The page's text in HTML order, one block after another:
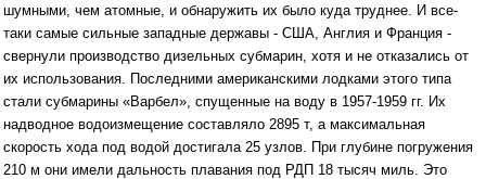
шумными, чем атомные, и обнаружить их было куда труднее. И все-
таки самые сильные западные державы - США, Англия и Франция -
свернули производство дизельных субмарин, хотя и не отказались от
их использования. Последними американскими лодками этого типа
стали субмарины «Варбел», спущенные на воду в 1957-1959 гг. Их
надводное водоизмещение составляло 2895 т, а максимальная
скорость хода под водой достигала 25 узлов. При глубине погружения
210 м они имели дальность плавания под РДП 18 тысяч миль. Это